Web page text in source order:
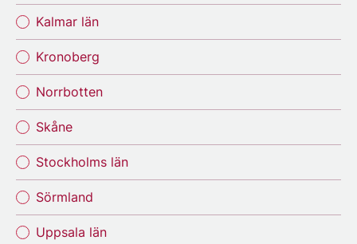
Kalmar län
Kronoberg
Norrbotten
Skåne
Stockholms län
Sörmland
Uppsala län